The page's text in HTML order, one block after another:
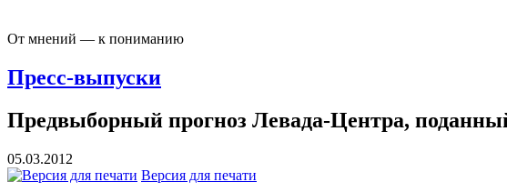
От мнений — к пониманию
Пресс-выпуски
Предвыборный прогноз Левада-Центра,
05.03.2012
Версия для печати